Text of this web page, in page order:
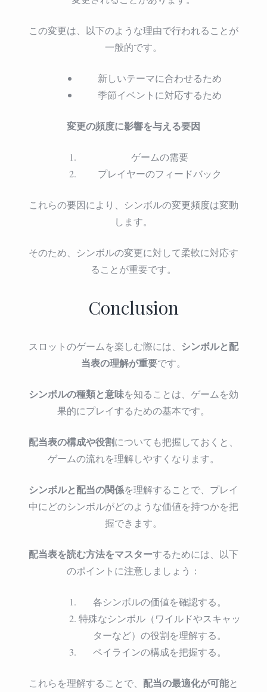
この変更は、以下のような理由で行われることが
一般的です。
新しいテーマに合わせるため
季節イベントに対応するため
変更の頻度に影響を与える要因
ゲームの需要
プレイヤーのフィードバック
これらの要因により、シンボルの変更頻度は変動
します。
そのため、シンボルの変更に対して柔軟に対応す
ることが重要です。
Conclusion
スロットのゲームを楽しむ際には、 シンボルと配
当表の理解が重要です。
シンボルの種類と意味を知ることは、ゲームを効
果的にプレイするための基本です。
配当表の構成や役割についても把握しておくと、
ゲームの流れを理解しやすくなります。
シンボルと配当の関係を理解することで、プレイ
中にどのシンボルがどのような価値を持つかを把
握できます。
配当表を読む方法をマスターするためには、以下
のポイントに注意しましょう：
各シンボルの価値を確認する。
特殊なシンボル（ワイルドやスキャッ
ターなど）の役割を理解する。
ペイラインの構成を把握する。
これらを理解することで、 配当の最適化が可能と